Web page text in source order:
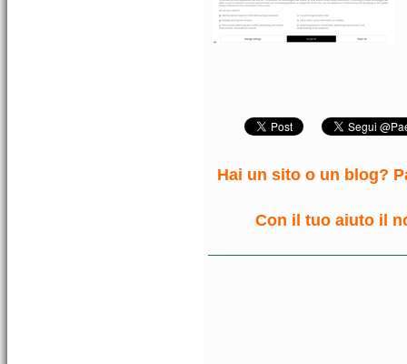
Hai un sito o un blog?
Con il tuo aiuto il